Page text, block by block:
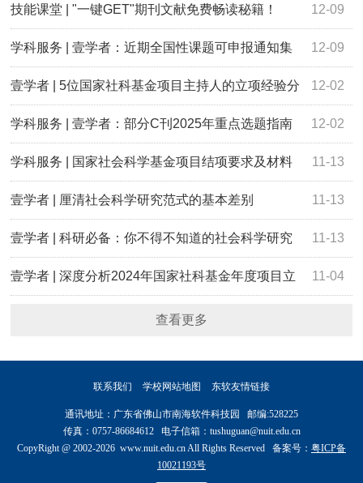
刊投稿指南（一） 12-09
技能课堂 | "一键GET"期刊文献免费畅读秘籍！
12-09
学科服务 | 壹学者：近期全国性课题可申报通知集
锦 12-02
壹学者 | 5位国家社科基金项目主持人的立项经验分
享 12-02
学科服务 | 壹学者：部分C刊2025年重点选题指南
汇编 11-13
学科服务 | 国家社会科学基金项目结项要求及材料
清单 11-13
壹学者 | 厘清社会科学研究范式的基本差别
11-13
壹学者 | 科研必备：你不得不知道的社会科学研究
方法 11-04
壹学者 | 深度分析2024年国家社科基金年度项目立
查看更多
联系我们 学校网站地图 东软友情链接
通讯地址：广东省佛山市南海软件科技园 邮编:528225
传真：0757-86684612 电子信箱：tushuguan@nuit.edu.cn
CopyRight @ 2002-2026 www.nuit.edu.cn All Rights Reserved 备案号： 粤ICP备
10021193号